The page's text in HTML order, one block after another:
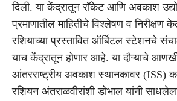
दिली. या केंद्रातून रॉकेट आणि अवकाश
प्रमाणातील माहितीचे विश्लेषण व निरीक्षण
रशियाच्या प्रस्तावित ऑर्बिटल स्टेशनचे
याच केंद्रातून होणार आहे. या दौऱ्याचे
आंतरराष्ट्रीय अवकाश स्थानकावर (ISS)
रशियन अंतराळवीरांशी डोभाल यांनी